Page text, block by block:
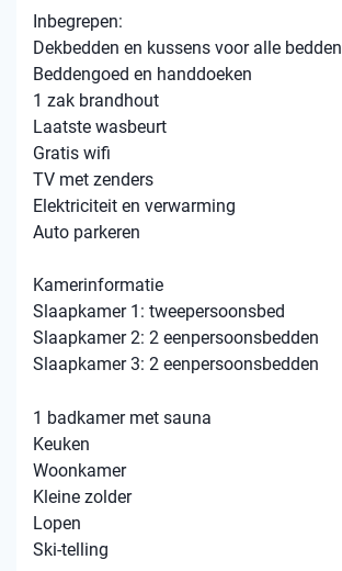
Inbegrepen:
Dekbedden en kussens voor alle bedden
Beddengoed en handdoeken
1 zak brandhout
Laatste wasbeurt
Gratis wifi
TV met zenders
Elektriciteit en verwarming
Auto parkeren
Kamerinformatie
Slaapkamer 1: tweepersoonsbed
Slaapkamer 2: 2 eenpersoonsbedden
Slaapkamer 3: 2 eenpersoonsbedden
1 badkamer met sauna
Keuken
Woonkamer
Kleine zolder
Lopen
Ski-telling